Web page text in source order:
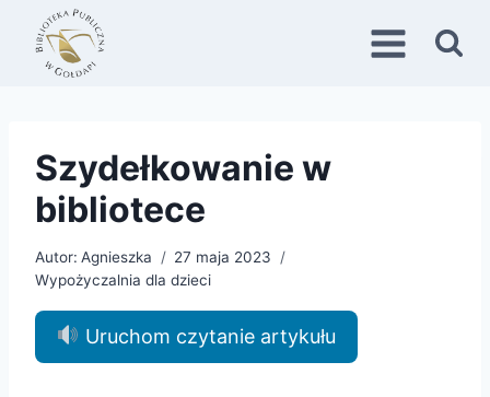
Przejdź
treści
Szydełkowanie w
bibliotece
Autor: Agnieszka
27 maja 2023
Wypożyczalnia dla dzieci
Uruchom czytanie artykułu